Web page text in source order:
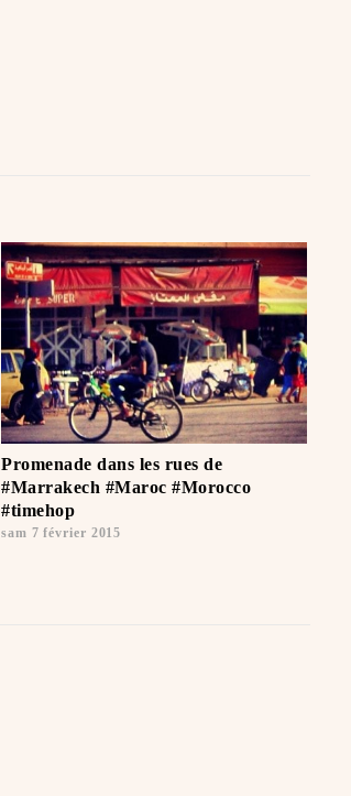
Promenade dans les rues de
#Marrakech #Maroc #Morocco
#timehop
sam 7 février 2015